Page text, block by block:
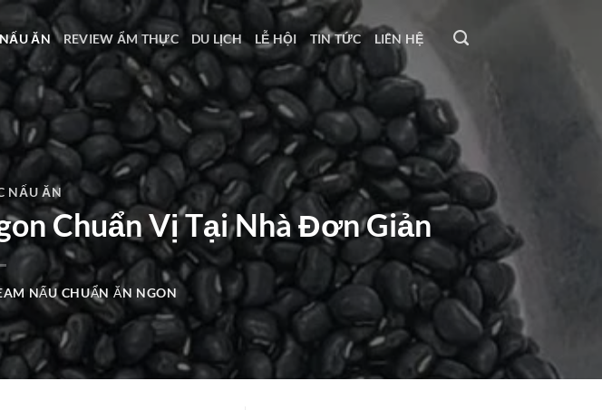
ĂN REVIEW ẨM THỰC DU LỊCH LỄ HỘI TIN TỨC LIÊN HỆ
NẤU ĂN
Chuẩn Vị Tại Nhà Đơn Giản
NẤU CHUẨN ĂN NGON